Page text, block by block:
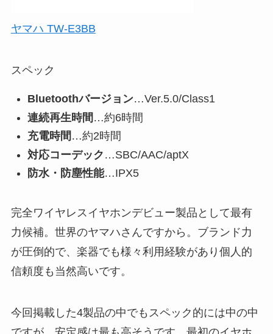
ヤマハ TW-E3BB
スペック
Bluetoothバージョン…Ver.5.0/Class1
連続再生時間 …約6時間
充電時間 …約2時間
対応コーデック …SBC/AAC/aptX
防水・防塵性能…IPX5
完全ワイヤレスイヤホンデビュー製品として最有
力候補。世界のヤマハさんですから。ブランド力
が圧倒的で、楽器でも様々利用経験があり個人的
信頼度も当然高いです。
今回掲載した4製品の中でもスペック的には中の中